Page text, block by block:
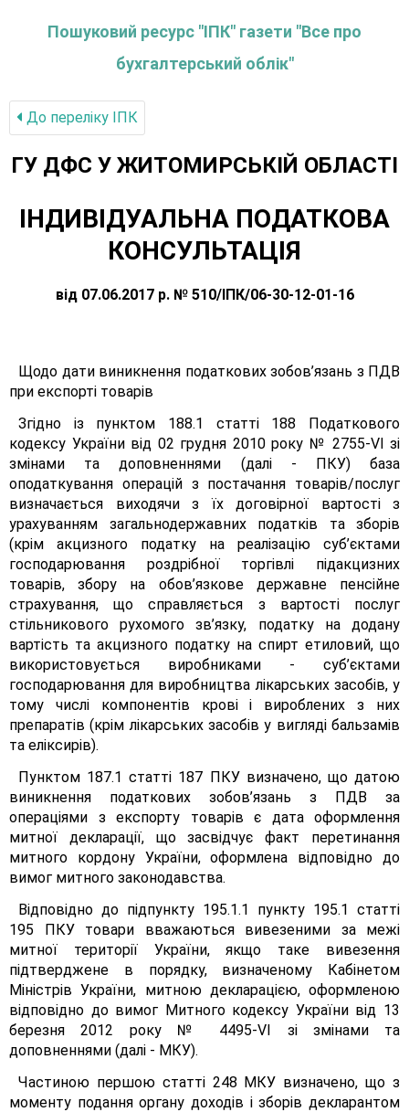
Пошуковий ресурс "ІПК" газети "Все про
бухгалтерський облік"
До переліку IПК
ГУ ДФС У ЖИТОМИРСЬКIЙ ОБЛАСТI
ІНДИВІДУАЛЬНА ПОДАТКОВА
КОНСУЛЬТАЦІЯ
від 07.06.2017 р. № 510/ІПК/06-30-12-01-16
Щодо дати виникнення податкових зобов’язань з ПДВ
при експорті товарів
Згідно із пунктом 188.1 статті 188 Податкового
кодексу України від 02 грудня 2010 року № 2755-VI зі
змінами та доповненнями (далі - ПКУ) база
оподаткування операцій з постачання товарів/послуг
визначається виходячи з їх договірної вартості з
урахуванням загальнодержавних податків та зборів
(крім акцизного податку на реалізацію суб’єктами
господарювання роздрібної торгівлі підакцизних
товарів, збору на обов’язкове державне пенсійне
страхування, що справляється з вартості послуг
стільникового рухомого зв’язку, податку на додану
вартість та акцизного податку на спирт етиловий, що
використовується виробниками - суб’єктами
господарювання для виробництва лікарських засобів, у
тому числі компонентів крові і вироблених з них
препаратів (крім лікарських засобів у вигляді бальзамів
та еліксирів).
Пунктом 187.1 статті 187 ПКУ визначено, що датою
виникнення податкових зобов’язань з ПДВ за
операціями з експорту товарів є дата оформлення
митної декларації, що засвідчує факт перетинання
митного кордону України, оформлена відповідно до
вимог митного законодавства.
Відповідно до підпункту 195.1.1 пункту 195.1 статті
195 ПКУ товари вважаються вивезеними за межі
митної території України, якщо таке вивезення
підтверджене в порядку, визначеному Кабінетом
Міністрів України, митною декларацією, оформленою
відповідно до вимог Митного кодексу України від 13
березня 2012 року № 4495-VI зі змінами та
доповненнями (далі - МКУ).
Частиною першою статті 248 МКУ визначено, що з
моменту подання органу доходів і зборів декларантом